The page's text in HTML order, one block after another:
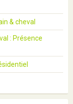
& cheval
: Présence